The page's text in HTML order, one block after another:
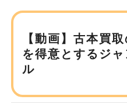
【動画】古本買
を得意とするジ
ル